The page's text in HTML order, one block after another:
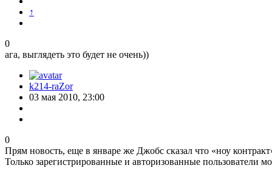
↑
0
ага, выглядеть это будет не очень))
k214-raZor
03 мая 2010, 23:00
0
Прям новость, еще в январе же Джобс сказал что «ноу
Только зарегистрированные и авторизованные пользователи